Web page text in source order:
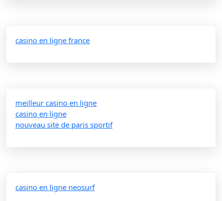
casino en ligne france
meilleur casino en ligne
casino en ligne
nouveau site de paris sportif
casino en ligne neosurf